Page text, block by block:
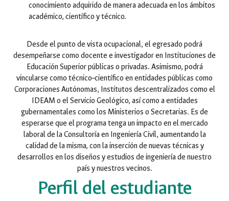
conocimiento adquirido de manera adecuada en los ámbitos
académico, científico y técnico.
Desde el punto de vista ocupacional, el egresado podrá
desempeñarse como docente e investigador en Instituciones de
Educación Superior públicas o privadas. Asimismo, podrá
vincularse como técnico–científico en entidades públicas como
Corporaciones Autónomas, Institutos descentralizados como el
IDEAM o el Servicio Geológico, así como a entidades
gubernamentales como los Ministerios o Secretarias. Es de
esperarse que el programa tenga un impacto en el mercado
laboral de la Consultoría en Ingeniería Civil, aumentando la
calidad de la misma, con la inserción de nuevas técnicas y
desarrollos en los diseños y estudios de ingeniería de nuestro
país y nuestros vecinos.
Perfil del estudiante